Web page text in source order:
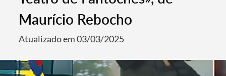
Maurício Rebocho
Atualizado em 03/03/2025